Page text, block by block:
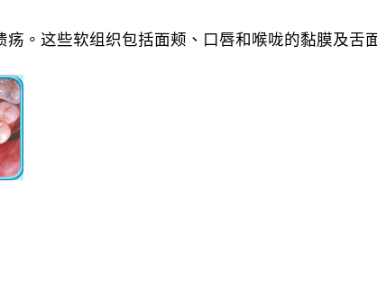
。这些软组织包括面颊、口唇和喉咙的黏膜及舌